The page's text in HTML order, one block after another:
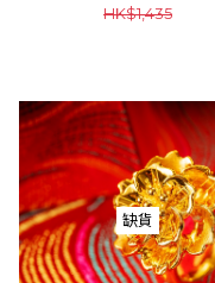
HK$1,435
缺貨